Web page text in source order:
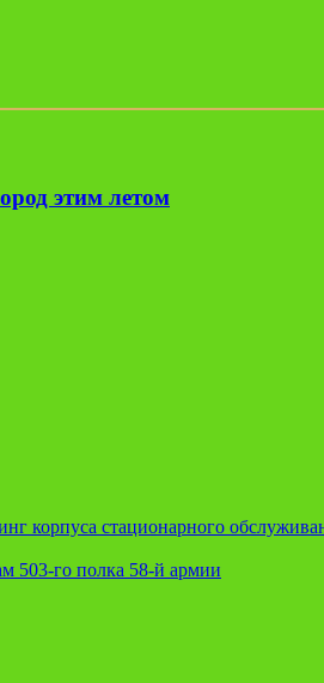
этим летом
корпуса стационарного
503-го полка 58-й армии